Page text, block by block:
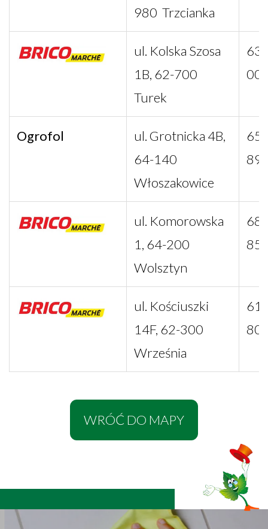
980 Trzcianka
ul. Kolska Szosa
1B, 62-700
Turek
63
00
Ogrofol
ul. Grotnicka 4B,
64-140
Włoszakowice
65
89
ul. Komorowska
1, 64-200
Wolsztyn
68
85
ul. Kościuszki
14F, 62-300
Września
61
80
WRÓĆ DO MAPY